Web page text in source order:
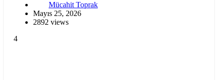
Mücahit Toprak
Mayıs 25, 2026
2892 views
4